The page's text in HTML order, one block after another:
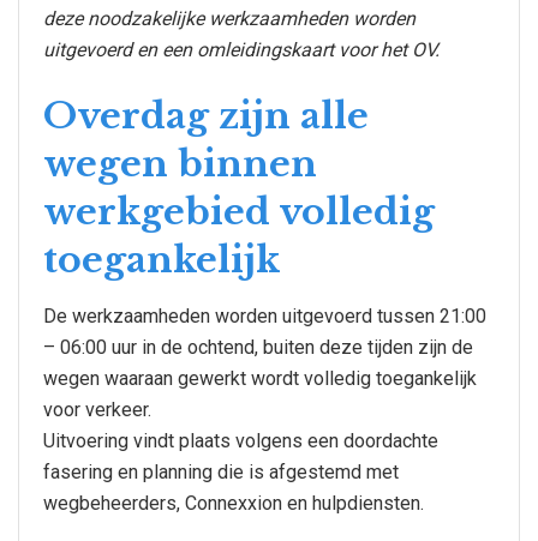
deze noodzakelijke werkzaamheden worden
uitgevoerd en een omleidingskaart voor het OV.
Overdag zijn alle
wegen binnen
werkgebied volledig
toegankelijk
De werkzaamheden worden uitgevoerd tussen 21:00
– 06:00 uur in de ochtend, buiten deze tijden zijn de
wegen waaraan gewerkt wordt volledig toegankelijk
voor verkeer.
Uitvoering vindt plaats volgens een doordachte
fasering en planning die is afgestemd met
wegbeheerders, Connexxion en hulpdiensten.